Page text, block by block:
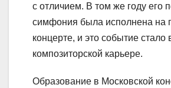
с отличием. В том же году его
симфония была исполнена на
концерте, и это событие стало
композиторской карьере.
Образование в Московской